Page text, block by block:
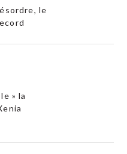
le
» la